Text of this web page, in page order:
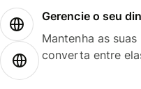
Gerencie o seu
Mantenha as
converta entre